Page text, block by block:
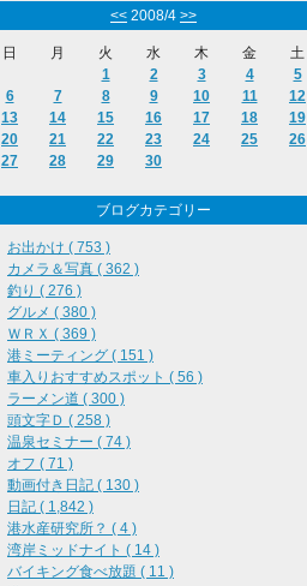
<< 2008/4 >>
日 月 火 水 木 金
土
1
2 3 4
5
6
7 8 9 10 11
12
13
14 15 16 17 18
19
20
21 22 23 24 25
26
27
28 29 30
ブログカテゴリー
お出かけ ( 753 )
カメラ＆写真 ( 362 )
釣り ( 276 )
グルメ ( 380 )
ＷＲＸ ( 369 )
港ミーティング ( 151 )
車入りおすすめスポット ( 56 )
ラーメン道 ( 300 )
頭文字Ｄ ( 258 )
温泉セミナー ( 74 )
オフ ( 71 )
動画付き日記 ( 130 )
日記 ( 1,842 )
港水産研究所？ ( 4 )
湾岸ミッドナイト ( 14 )
バイキング食べ放題 ( 11 )